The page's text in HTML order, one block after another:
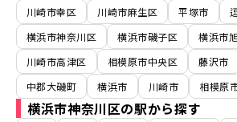
川崎市幸区
川崎市麻生区 平塚市
横浜市神奈川区
横浜市磯子区 横浜市
川崎市高津区
相模原市中央区 藤沢市
中郡大磯町
横浜市 川崎市 相模原
横浜市神奈川区の駅から探す